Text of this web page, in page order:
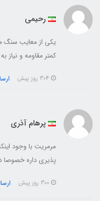
رحیمی
یکی از معایب سنگ
کمتر مقاومه و نیاز
پرهام آذری
مرمریت با وجود
پذیری داره